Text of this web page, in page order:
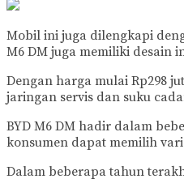
Mobil ini juga dilengkapi
M6 DM juga memiliki desain
Dengan harga mulai Rp298
jaringan servis dan suku
BYD M6 DM hadir dalam
konsumen dapat memilih
Dalam beberapa tahun